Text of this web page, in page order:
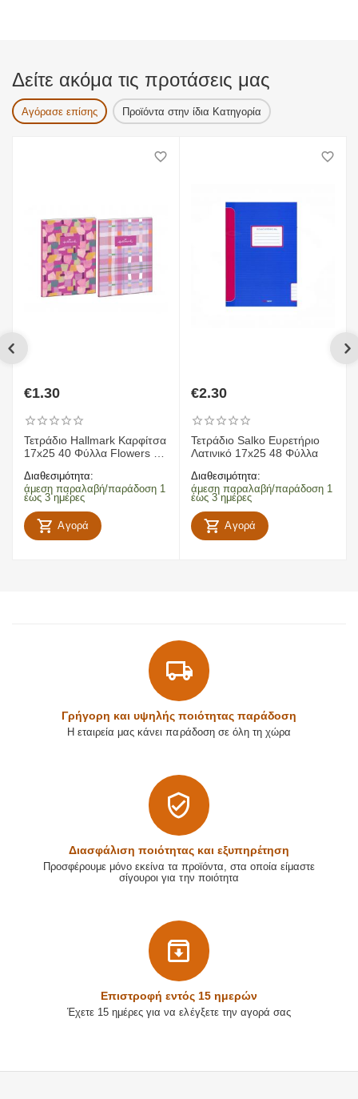
Δείτε ακόμα τις προτάσεις μας
Αγόρασε επίσης Προϊόντα στην ίδια Κατηγορία
€1.30
Τετράδιο Hallmark Καρφίτσα
17x25 40 Φύλλα Flowers 2
Διαθεσιμότητα:
άμεση παραλαβή/παράδοση 1
έως 3 ημέρες
Αγορά
€2.30
Τετράδιο Salko Ευρετήριο
Λατινικό 17x25 48 Φύλλα
Διαθεσιμότητα:
άμεση παραλαβή/παράδοση 1
έως 3 ημέρες
Αγορά
Γρήγορη και υψηλής ποιότητας παράδοση
Η εταιρεία μας κάνει παράδοση σε όλη τη χώρα
Διασφάλιση ποιότητας και εξυπηρέτηση
Προσφέρουμε μόνο εκείνα τα προϊόντα, στα οποία είμαστε
σίγουροι για την ποιότητα
Επιστρoφή εντός 15 ημερών
Έχετε 15 ημέρες για να ελέγξετε την αγορά σας